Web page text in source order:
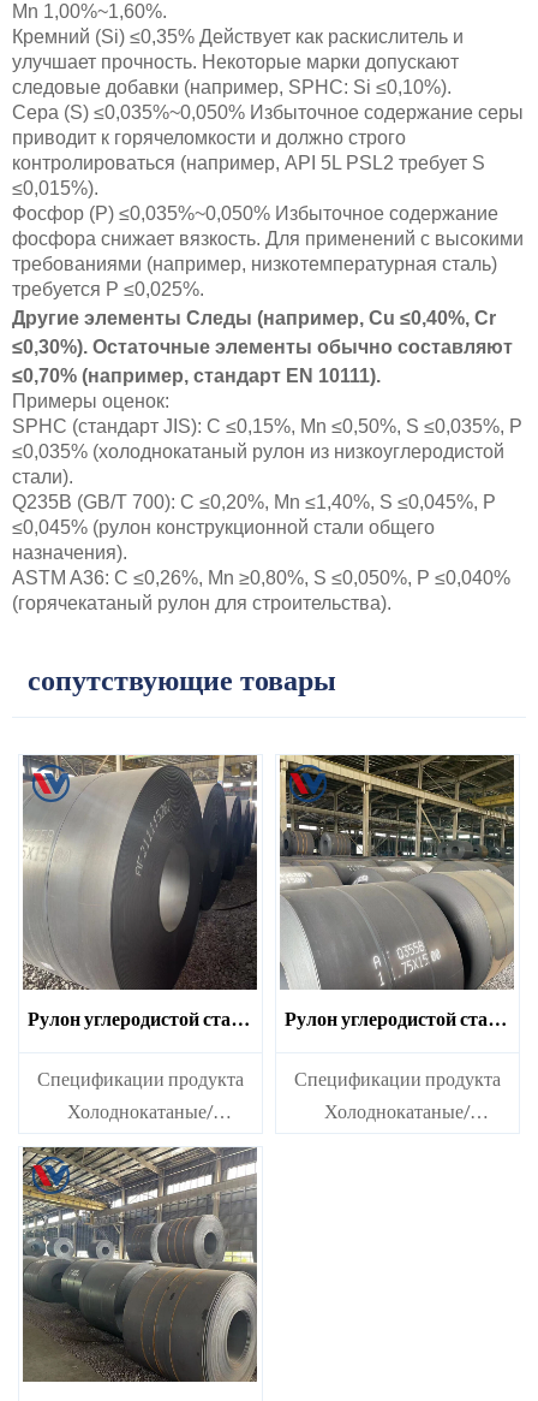
Mn 1,00%~1,60%.
Кремний (Si) ≤0,35% Действует как раскислитель и
улучшает прочность. Некоторые марки допускают
следовые добавки (например, SPHC: Si ≤0,10%).
Сера (S) ≤0,035%~0,050% Избыточное содержание серы
приводит к горячеломкости и должно строго
контролироваться (например, API 5L PSL2 требует S
≤0,015%).
Фосфор (P) ≤0,035%~0,050% Избыточное содержание
фосфора снижает вязкость. Для применений с высокими
требованиями (например, низкотемпературная сталь)
требуется P ≤0,025%.
Другие элементы Следы (например, Cu ≤0,40%, Cr
≤0,30%). Остаточные элементы обычно составляют
≤0,70% (например, стандарт EN 10111).
Примеры оценок:
SPHC (стандарт JIS): C ≤0,15%, Mn ≤0,50%, S ≤0,035%, P
≤0,035% (холоднокатаный рулон из низкоуглеродистой
стали).
Q235B (GB/T 700): C ≤0,20%, Mn ≤1,40%, S ≤0,045%, P
≤0,045% (рулон конструкционной стали общего
назначения).
ASTM A36: C ≤0,26%, Mn ≥0,80%, S ≤0,050%, P ≤0,040%
(горячекатаный рулон для строительства).
сопутствующие товары
Рулон углеродистой стали
DC01
Спецификации продукта
Холоднокатаные/
горячекатаные рулоны
углеродистой стали Ms
Рулон углеродистой стали
Q215
Спецификации продукта
Холоднокатаные/